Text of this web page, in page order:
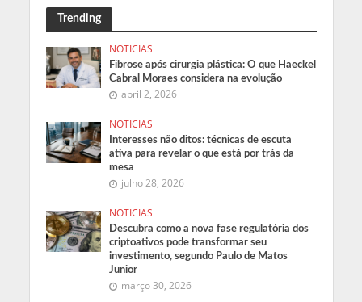
Trending
NOTICIAS
Fibrose após cirurgia plástica: O que Haeckel
Cabral Moraes considera na evolução
abril 2, 2026
NOTICIAS
Interesses não ditos: técnicas de escuta
ativa para revelar o que está por trás da
mesa
julho 28, 2026
NOTICIAS
Descubra como a nova fase regulatória dos
criptoativos pode transformar seu
investimento, segundo Paulo de Matos
Junior
março 30, 2026